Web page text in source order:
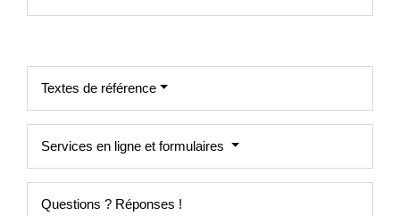
Textes de référence
Services en ligne et formulaires
Questions ? Réponses !